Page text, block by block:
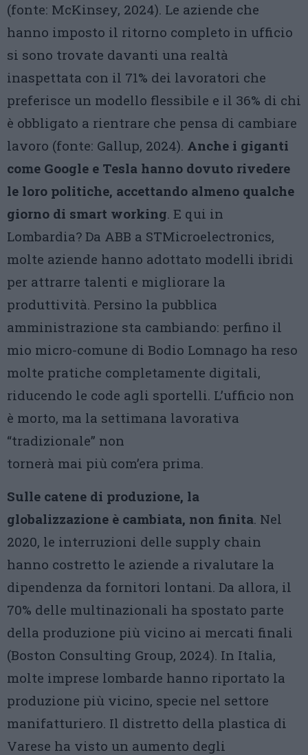
(fonte: McKinsey, 2024). Le aziende che
hanno imposto il ritorno completo in ufficio
si sono trovate davanti una realtà
inaspettata con il 71% dei lavoratori che
preferisce un modello flessibile e il 36% di chi
è obbligato a rientrare che pensa di cambiare
lavoro (fonte: Gallup, 2024). Anche i giganti
come Google e Tesla hanno dovuto rivedere
le loro politiche, accettando almeno qualche
giorno di smart working. E qui in
Lombardia? Da ABB a STMicroelectronics,
molte aziende hanno adottato modelli ibridi
per attrarre talenti e migliorare la
produttività. Persino la pubblica
amministrazione sta cambiando: perfino il
mio micro-comune di Bodio Lomnago ha reso
molte pratiche completamente digitali,
riducendo le code agli sportelli. L’ufficio non
è morto, ma la settimana lavorativa
“tradizionale” non
tornerà mai più com’era prima.
Sulle catene di produzione, la
globalizzazione è cambiata, non finita. Nel
2020, le interruzioni delle supply chain
hanno costretto le aziende a rivalutare la
dipendenza da fornitori lontani. Da allora, il
70% delle multinazionali ha spostato parte
della produzione più vicino ai mercati finali
(Boston Consulting Group, 2024). In Italia,
molte imprese lombarde hanno riportato la
produzione più vicino, specie nel settore
manifatturiero. Il distretto della plastica di
Varese ha visto un aumento degli